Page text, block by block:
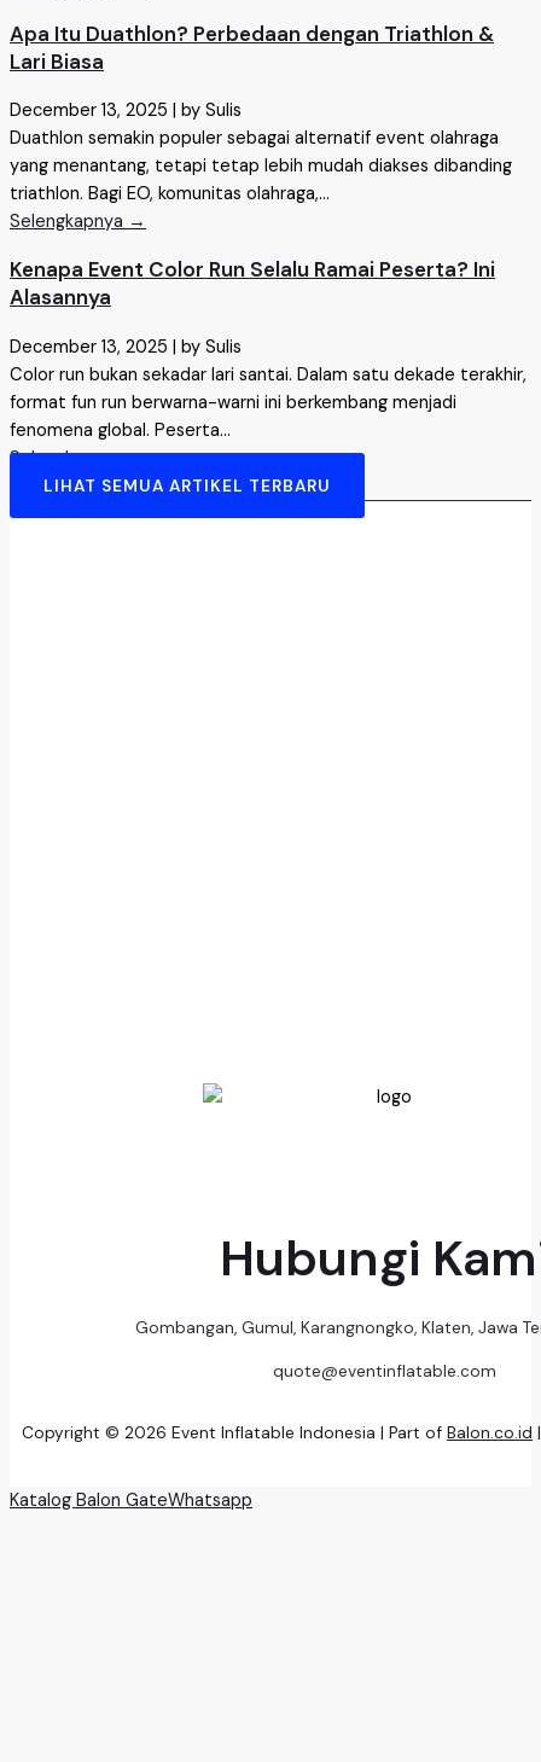
Apa Itu Duathlon? Perbedaan dengan Triathlon &
Lari Biasa
December 13, 2025
by Sulis
Duathlon semakin populer sebagai alternatif event olahraga
yang menantang, tetapi tetap lebih mudah diakses dibanding
triathlon. Bagi EO, komunitas olahraga,...
Selengkapnya →
Kenapa Event Color Run Selalu Ramai Peserta? Ini
Alasannya
December 13, 2025 | by Sulis
Color run bukan sekadar lari santai. Dalam satu dekade terakhir,
format fun run berwarna-warni ini berkembang menjadi
fenomena global. Peserta...
Selengkapnya →
LIHAT SEMUA ARTIKEL TERBARU
Hubungi
Gombangan, Gumul, Karangnongko, Klaten, Jawa
quote@eventinflatable.com
Copyright © 2026 Event Inflatable Indonesia | Part of Balon.co.id
Katalog Balon GateWhatsapp